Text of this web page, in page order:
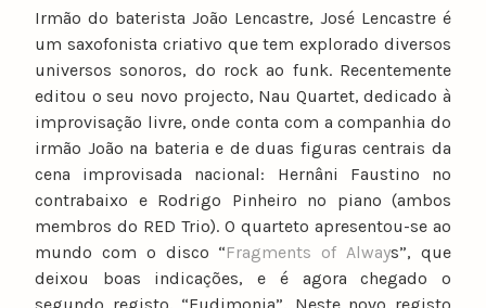
Irmão do baterista João Lencastre, José Lencastre é
um saxofonista criativo que tem explorado diversos
universos sonoros, do rock ao funk. Recentemente
editou o seu novo projecto, Nau Quartet, dedicado à
improvisação livre, onde conta com a companhia do
irmão João na bateria e de duas figuras centrais da
cena improvisada nacional: Hernâni Faustino no
contrabaixo e Rodrigo Pinheiro no piano (ambos
membros do RED Trio). O quarteto apresentou-se ao
mundo com o disco “Fragments of Always”, que
deixou boas indicações, e é agora chegado o